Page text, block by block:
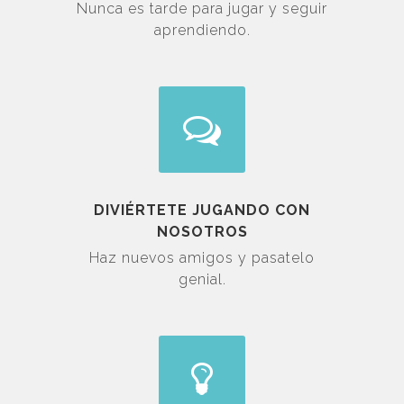
Nunca es tarde para jugar y seguir
aprendiendo.
DIVIÉRTETE JUGANDO CON
NOSOTROS
Haz nuevos amigos y pasatelo
genial.